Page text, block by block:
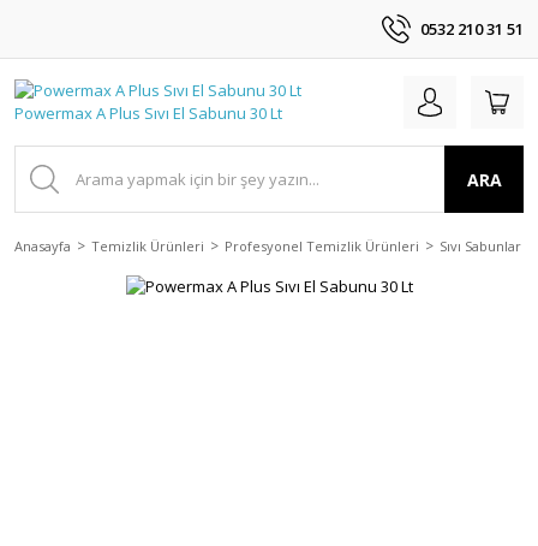
0532 210 31 51
ARA
Anasayfa Temizlik Ürünleri Profesyonel Temizlik Ürünleri Sıvı Sabunlar